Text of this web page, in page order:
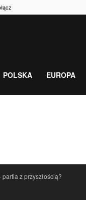
POLSKA EUROPA
partia z przyszłością?